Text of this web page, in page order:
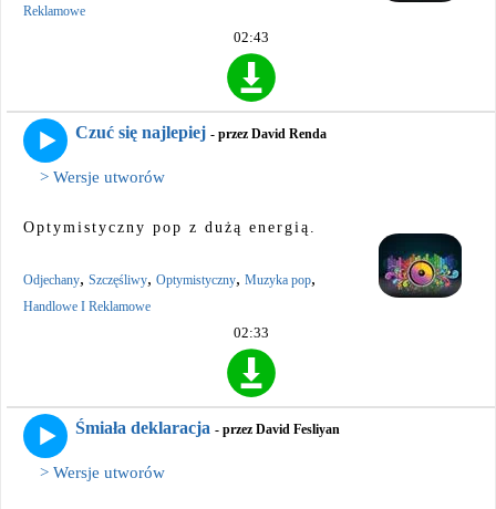
Reklamowe
02:43
Czuć się najlepiej - przez David Renda
> Wersje utworów
Optymistyczny pop z dużą energią.
Odjechany, Szczęśliwy, Optymistyczny, Muzyka pop,
Handlowe I Reklamowe
02:33
Śmiała deklaracja - przez David Fesliyan
> Wersje utworów